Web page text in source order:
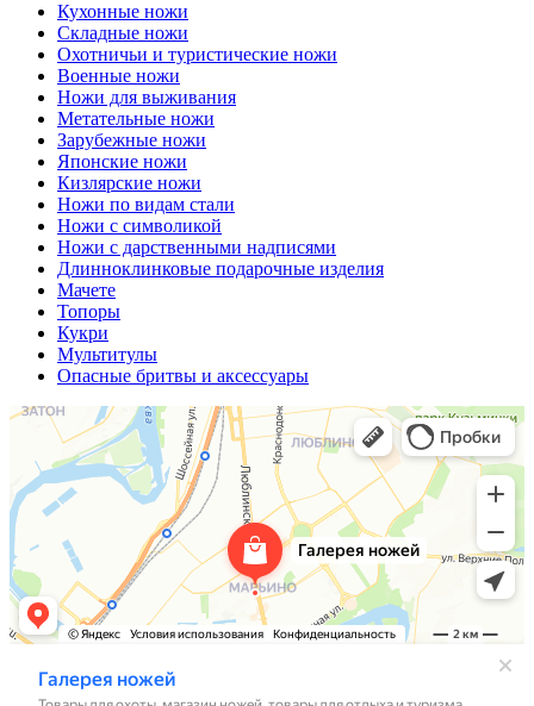
Кухонные ножи
Складные ножи
Охотничьи и туристические ножи
Военные ножи
Ножи для выживания
Метательные ножи
Зарубежные ножи
Японские ножи
Кизлярские ножи
Ножи по видам стали
Ножи с символикой
Ножи с дарственными надписями
Длинноклинковые подарочные изделия
Мачете
Топоры
Кукри
Мультитулы
Опасные бритвы и аксессуары